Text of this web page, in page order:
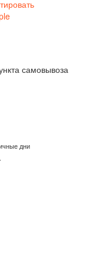
самовывоза
дни